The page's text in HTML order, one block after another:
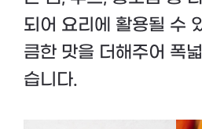
되어 요리에 활용될 수
큼한 맛을 더해주어 폭
습니다.